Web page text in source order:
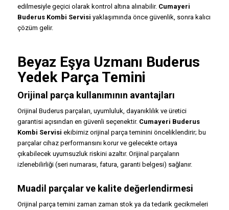
edilmesiyle geçici olarak kontrol altına alınabilir. Cumayeri
Buderus Kombi Servisi yaklaşımında önce güvenlik, sonra kalıcı
çözüm gelir.
Beyaz Eşya Uzmanı Buderus
Yedek Parça Temini
Orijinal parça kullanımının avantajları
Orijinal Buderus parçaları, uyumluluk, dayanıklılık ve üretici
garantisi açısından en güvenli seçenektir. Cumayeri Buderus
Kombi Servisi ekibimiz orijinal parça teminini önceliklendirir; bu
parçalar cihaz performansını korur ve gelecekte ortaya
çıkabilecek uyumsuzluk riskini azaltır. Orijinal parçaların
izlenebilirliği (seri numarası, fatura, garanti belgesi) sağlanır.
Muadil parçalar ve kalite değerlendirmesi
Orijinal parça temini zaman zaman stok ya da tedarik gecikmeleri